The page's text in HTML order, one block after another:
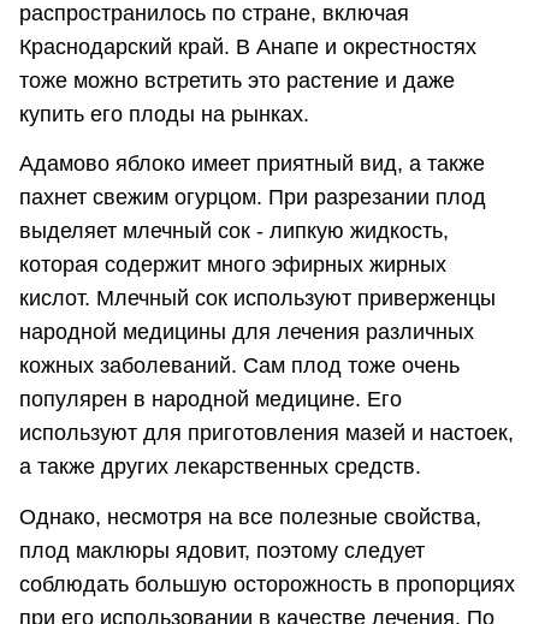
распространилось по стране, включая
Краснодарский край. В Анапе и окрестностях
тоже можно встретить это растение и даже
купить его плоды на рынках.
Адамово яблоко имеет приятный вид, а также
пахнет свежим огурцом. При разрезании плод
выделяет млечный сок - липкую жидкость,
которая содержит много эфирных жирных
кислот. Млечный сок используют приверженцы
народной медицины для лечения различных
кожных заболеваний. Сам плод тоже очень
популярен в народной медицине. Его
используют для приготовления мазей и настоек,
а также других лекарственных средств.
Однако, несмотря на все полезные свойства,
плод маклюры ядовит, поэтому следует
соблюдать большую осторожность в пропорциях
при его использовании в качестве лечения. По